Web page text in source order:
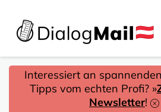
Interessiert an
Tipps vom echten Profi? »
Newsletter!